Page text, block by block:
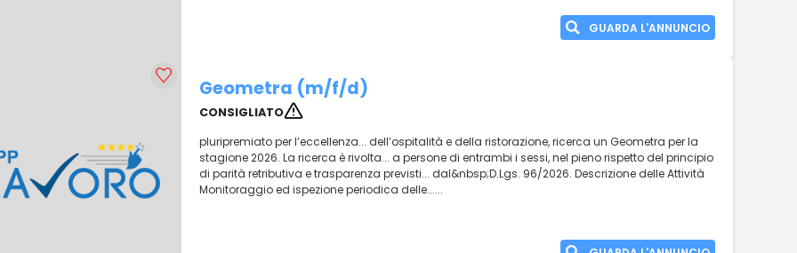
GUARDA L'ANNUNCIO
Geometra (m/f/d)
CONSIGLIATO
pluripremiato per l’eccellenza... dell’ospitalità e della ristorazione, ricerca un Geometra per la
stagione 2026. La ricerca è rivolta... a persone di entrambi i sessi, nel pieno rispetto del principio
di parità retributiva e trasparenza previsti... dal&nbsp;D.Lgs. 96/2026. Descrizione delle Attività
Monitoraggio ed ispezione periodica delle......